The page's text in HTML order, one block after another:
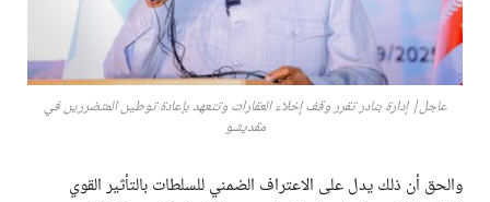
عاجل| إدارة بنادر تقرر وقف إخلاء العقارات وتتعهد بإعادة توطين المتضررين في
مقديشو
والحق أن ذلك يدل على الاعتراف الضمني للسلطات بالتأثير القوي